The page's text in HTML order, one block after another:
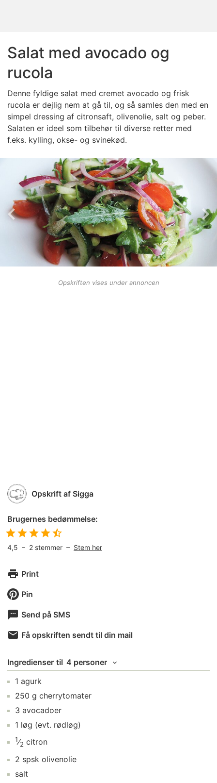
Salat med avocado og
rucola
Denne fyldige salat med cremet avocado og frisk
rucola er dejlig nem at gå til, og så samles den med en
simpel dressing af citronsaft, olivenolie, salt og peber.
Salaten er ideel som tilbehør til diverse retter med
f.eks. kylling, okse- og svinekød.
Opskriften vises under annoncen
Opskrift af Sigga
Brugernes bedømmelse:
4,5 – 2 stemmer – Stem her
Print
Pin
Send på SMS
Få opskriften sendt til din mail
Ingredienser til 4 personer
1 agurk
250 g cherrytomater
3 avocadoer
1 løg (evt. rødløg)
1⁄2 citron
2 spsk olivenolie
salt